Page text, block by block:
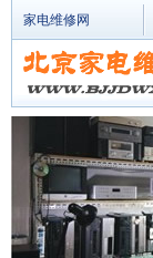
家电维修网